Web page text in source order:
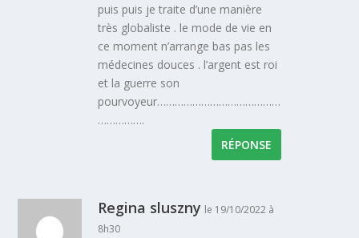
puis puis je traite d’une manière
très globaliste . le mode de vie en
ce moment n’arrange bas pas les
médecines douces . l’argent est roi
et la guerre son
pourvoyeur……………………………………
…………….
RÉPONSE
Regina sluszny le 19/10/2022 à
8h30